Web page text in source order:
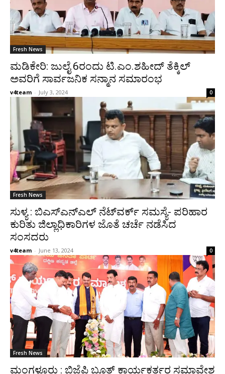
Fresh News
ಮಡಿಕೇರಿ: ಜುಲೈ 6ರಂದು ಟಿ.ಎಂ.ಶಹೀದ್ ತೆಕ್ಕಿಲ್
ಅವರಿಗೆ ಸಾರ್ವಜನಿಕ ಸನ್ಮಾನ ಸಮಾರಂಭ
v4team - July 3, 2024 0
Fresh News
ಸುಳ್ಯ : ಬಿಎಸ್‌ಎನ್‌ಎಲ್ ನೆಟ್‌ವರ್ಕ್ ಸಮಸ್ಯೆ- ಪರಿಹಾರ
ಕುರಿತು ಜಿಲ್ಲಾಧಿಕಾರಿಗಳ ಜೊತೆ ಚರ್ಚೆ ನಡೆಸಿದ
ಸಂಸದರು
v4team - June 13, 2024 0
Fresh News
ಮಂಗಳೂರು : ಬಿಜೆಪಿ ಬೂತ್ ಕಾರ್ಯಕರ್ತರ ಸಮಾವೇಶ